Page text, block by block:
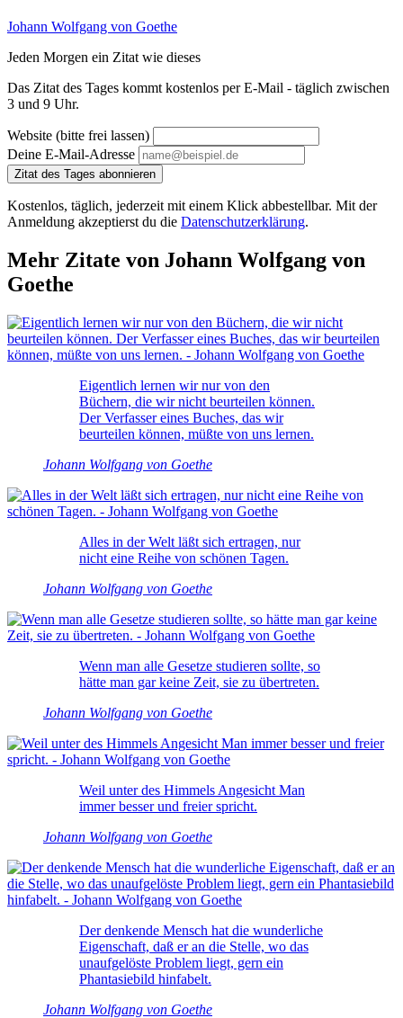
Johann Wolfgang von Goethe
Jeden Morgen ein Zitat wie dieses
Das Zitat des Tages kommt kostenlos per E-Mail - täglich zwischen
3 und 9 Uhr.
Website (bitte frei lassen)
Deine E-Mail-Adresse
Zitat des Tages abonnieren
Kostenlos, täglich, jederzeit mit einem Klick abbestellbar. Mit der
Anmeldung akzeptierst du die Datenschutzerklärung.
Mehr Zitate von Johann Wolfgang von
Goethe
Eigentlich lernen wir nur von den
Büchern, die wir nicht beurteilen können.
Der Verfasser eines Buches, das wir
beurteilen können, müßte von uns lernen.
Johann Wolfgang von Goethe
Alles in der Welt läßt sich ertragen, nur
nicht eine Reihe von schönen Tagen.
Johann Wolfgang von Goethe
Wenn man alle Gesetze studieren sollte, so
hätte man gar keine Zeit, sie zu übertreten.
Johann Wolfgang von Goethe
Weil unter des Himmels Angesicht Man
immer besser und freier spricht.
Johann Wolfgang von Goethe
Der denkende Mensch hat die wunderliche
Eigenschaft, daß er an die Stelle, wo das
unaufgelöste Problem liegt, gern ein
Phantasiebild hinfabelt.
Johann Wolfgang von Goethe